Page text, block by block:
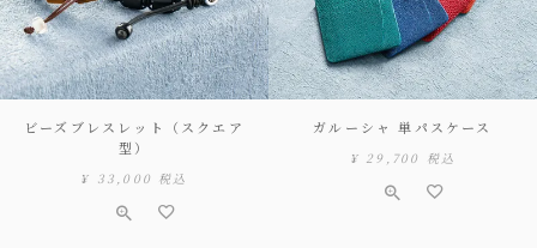
ビーズブレスレット（スクエア
型）
¥ 33,000 税込
ガルーシャ 単パスケース
¥ 29,700 税込